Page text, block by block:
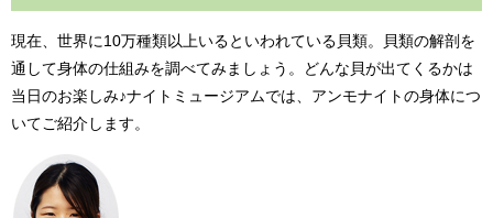
現在、世界に10万種類以上いるといわれている貝類。貝類の解剖を
通して身体の仕組みを調べてみましょう。どんな貝が出てくるかは
当日のお楽しみ♪ナイトミュージアムでは、アンモナイトの身体につ
いてご紹介します。